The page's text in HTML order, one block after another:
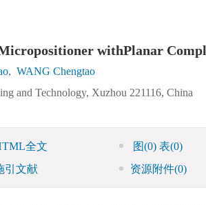
withPlanar
, WANG Chengtao
and Technology, Xuzhou 221116, China
全文 图(0)表(0)
引文献 资源附件(0)